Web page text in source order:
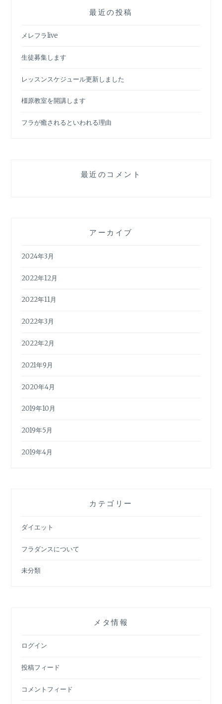
最近の投稿
メレフラlive
生徒募集します
レッスンスケジュール更新しました
橿原教室を開講します
フラが癒されるといわれる理由
最近のコメント
アーカイブ
2024年3月
2022年12月
2022年11月
2022年3月
2022年2月
2021年9月
2020年4月
2019年10月
2019年5月
2019年4月
カテゴリー
ダイエット
フラダンスについて
未分類
メタ情報
ログイン
投稿フィード
コメントフィード